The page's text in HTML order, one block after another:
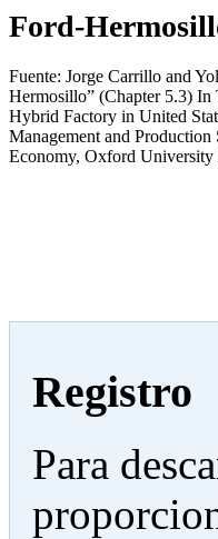
Ford-
Fuente: Jorge Carrillo and
Hermosillo” (Chapter 5.3)
Hybrid Factory in United
Management and Production
Economy, Oxford University
Registro
Para